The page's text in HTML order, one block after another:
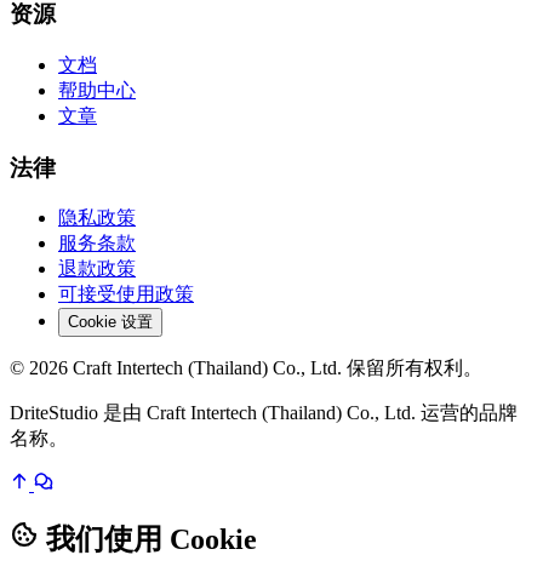
资源
文档
帮助中心
文章
法律
隐私政策
服务条款
退款政策
可接受使用政策
Cookie 设置
© 2026 Craft Intertech (Thailand) Co., Ltd. 保留所有权利。
DriteStudio 是由 Craft Intertech (Thailand) Co., Ltd. 运营的品牌
名称。
我们使用 Cookie